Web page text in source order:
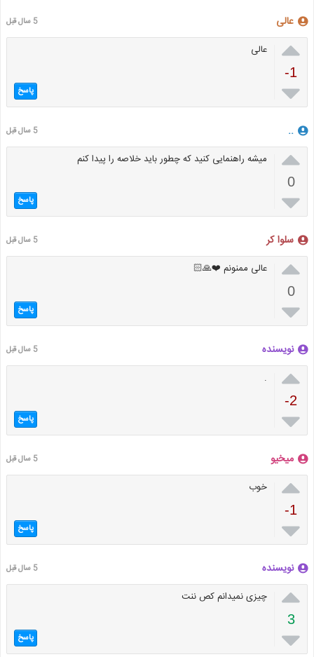
عالی 5 سال قبل

-1

عالی
پاسخ
.. 5 سال قبل

0

میشه راهنمایی کنید که چطور باید خلاصه را پیدا کنم
پاسخ
سلوا کر 5 سال قبل

0

عالی ممنونم ❤️🙏🏻
پاسخ
نویسنده 5 سال قبل

-2

.
پاسخ
میخیو 5 سال قبل

-1

خوب
پاسخ
نویسنده 5 سال قبل

3

چیزی نمیدانم کص ننت
پاسخ